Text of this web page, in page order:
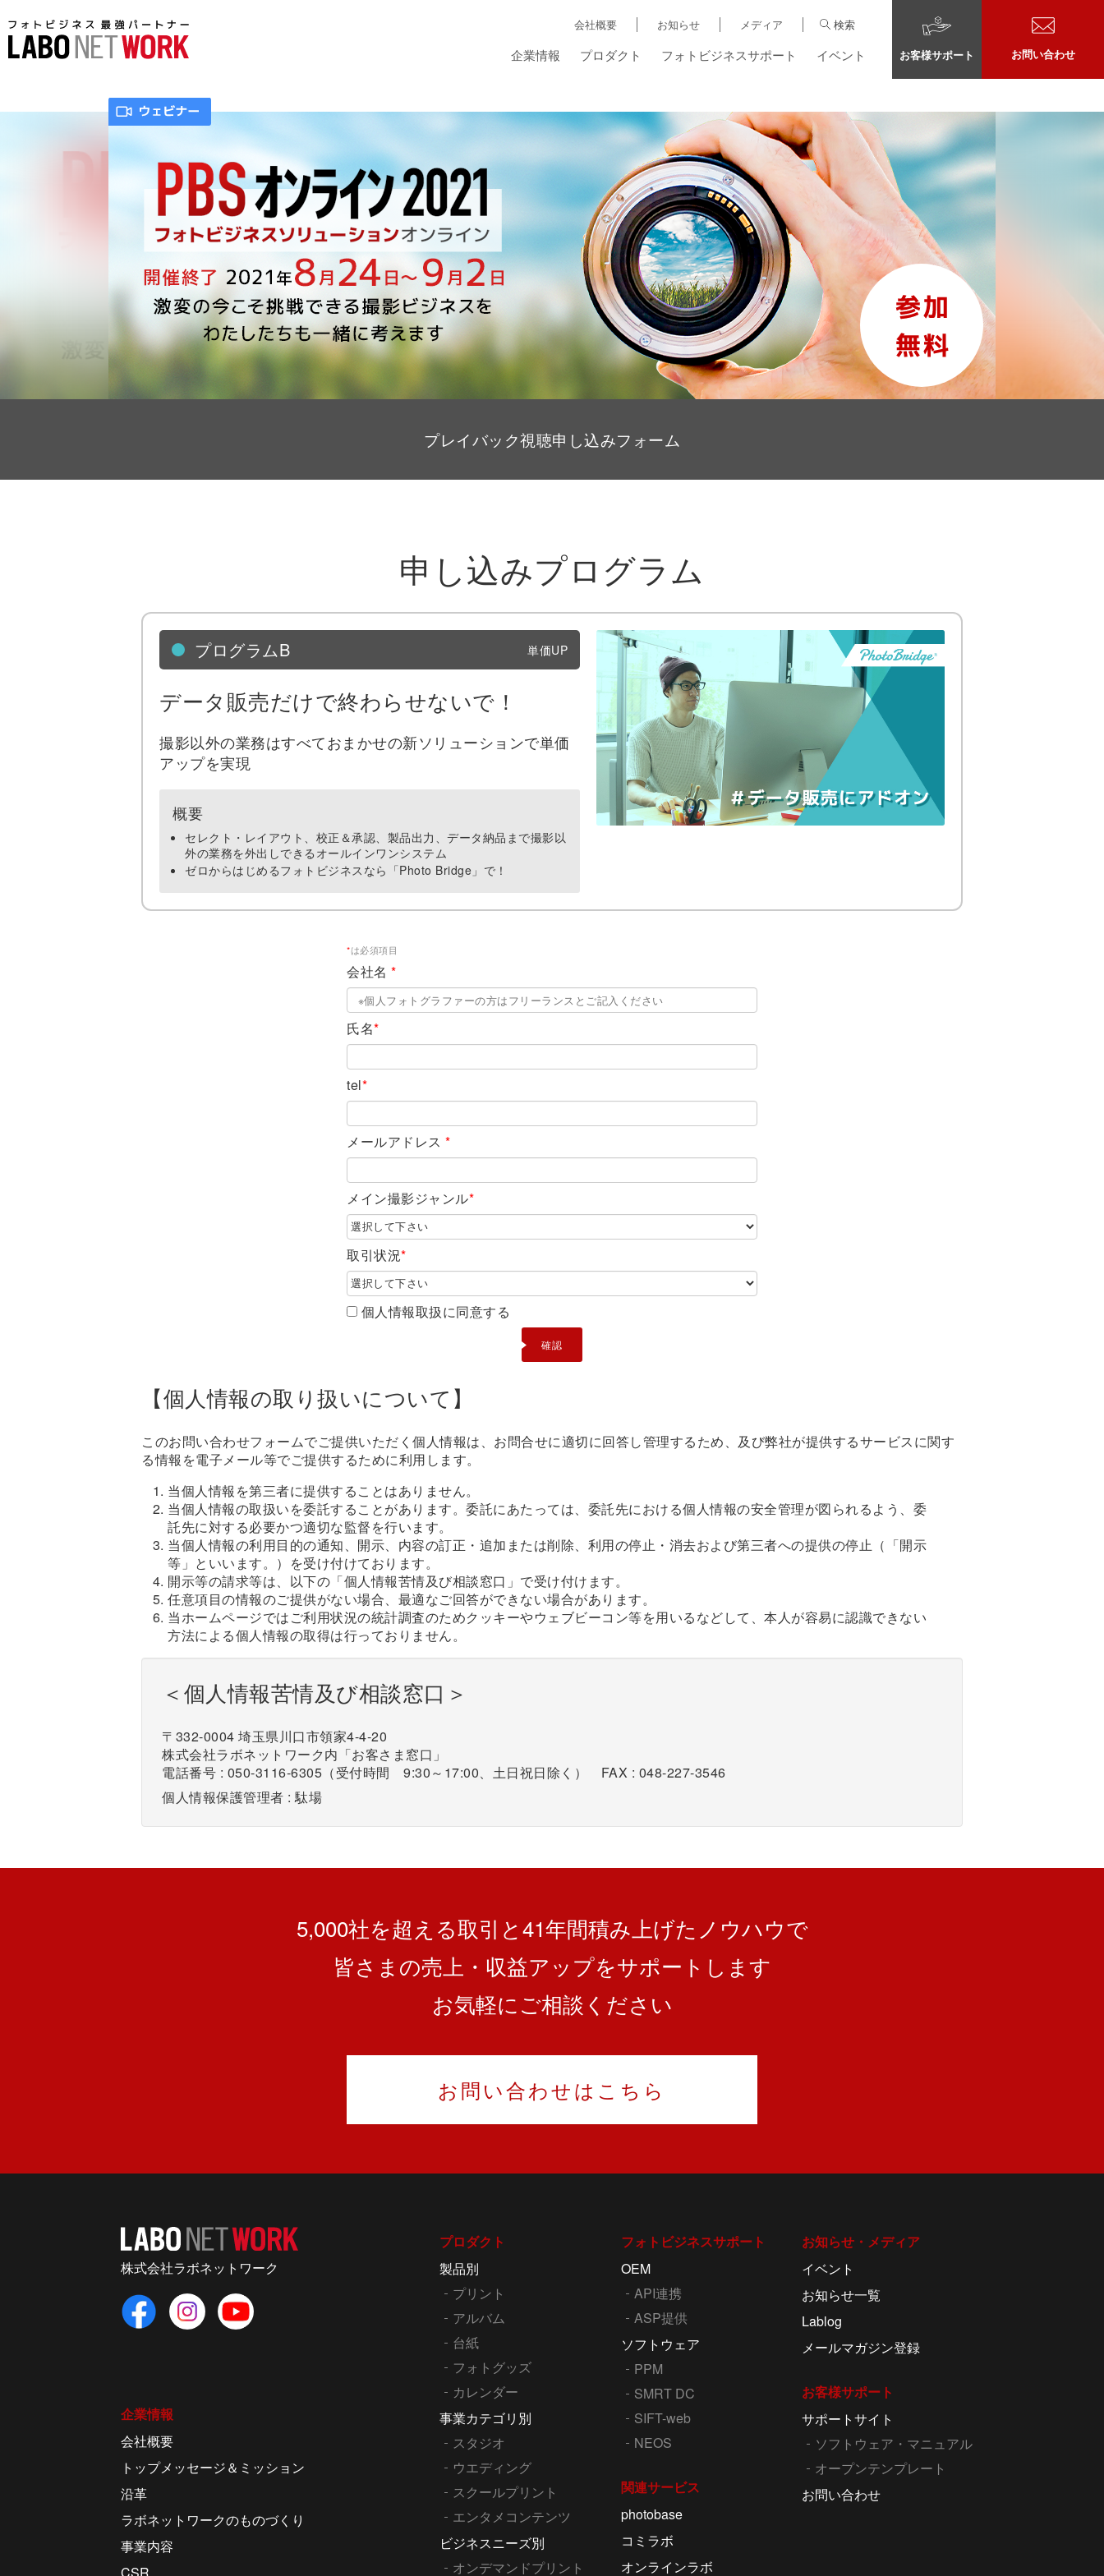
会社概要 お知らせ メディア 検索
企業情報 プロダクト フォトビジネスサポート イベント お客様サポート お問い合わせ
プレイバック視聴申し込みフォーム
申し込みプログラム
プログラムB 単価UP
データ販売だけで終わらせないで！
撮影以外の業務はすべておまかせの新ソリューションで単価
アップを実現
概要
セレクト・レイアウト、校正＆承認、製品出力、データ納品まで撮影以
外の業務を外出しできるオールインワンシステム
ゼロからはじめるフォトビジネスなら「Photo Bridge」で！
*は必須項目
会社名 *
氏名*
tel*
メールアドレス *
メイン撮影ジャンル*
取引状況*
個人情報取扱に同意する
【個人情報の取り扱いについて】
このお問い合わせフォームでご提供いただく個人情報は、お問合せに適切に回答し管理するため、及び弊社が提供するサービスに関す
る情報を電子メール等でご提供するために利用します。
当個人情報を第三者に提供することはありません。
当個人情報の取扱いを委託することがあります。委託にあたっては、委託先における個人情報の安全管理が図られるよう、委
託先に対する必要かつ適切な監督を行います。
当個人情報の利用目的の通知、開示、内容の訂正・追加または削除、利用の停止・消去および第三者への提供の停止（「開示
等」といいます。）を受け付けております。
開示等の請求等は、以下の「個人情報苦情及び相談窓口」で受け付けます。
任意項目の情報のご提供がない場合、最適なご回答ができない場合があります。
当ホームページではご利用状況の統計調査のためクッキーやウェブビーコン等を用いるなどして、本人が容易に認識できない
方法による個人情報の取得は行っておりません。
＜個人情報苦情及び相談窓口＞
〒332-0004 埼玉県川口市領家4-4-20
株式会社ラボネットワーク内「お客さま窓口」
電話番号 : 050-3116-6305（受付時間 9:30～17:00、土日祝日除く） FAX : 048-227-3546
個人情報保護管理者 : 駄場
5,000社を超える取引と41年間積み上げたノウハウで
皆さまの売上・収益アップをサポートします
お気軽にご相談ください
お問い合わせはこちら
株式会社ラボネットワーク
企業情報
会社概要
トップメッセージ＆ミッション
沿革
ラボネットワークのものづくり
事業内容
CSR
プロダクト
製品別
プリント
アルバム
台紙
フォトグッズ
カレンダー
事業カテゴリ別
スタジオ
ウエディング
スクールプリント
エンタメコンテンツ
ビジネスニーズ別
オンデマンドプリント
フォトビジネスサポート
OEM
API連携
ASP提供
ソフトウェア
PPM
SMRT DC
SIFT-web
NEOS
関連サービス
photobase
コミラボ
オンラインラボ
お知らせ・メディア
イベント
お知らせ一覧
Lablog
メールマガジン登録
お客様サポート
サポートサイト
ソフトウェア・マニュアル
オープンテンプレート
お問い合わせ